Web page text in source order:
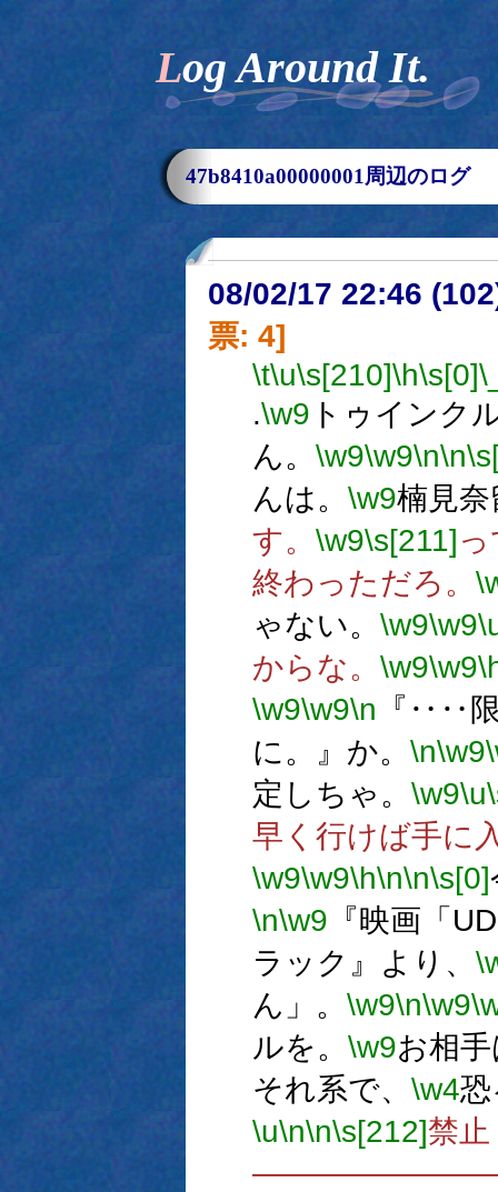
Log Around It.
47b8410a00000001周辺のログ
08/02/17 22:46
票: 4]
\t\u\s[210]\h\s[0]
.\w9 トゥインク
ん。 \w9\w9\n\n
んは。 \w9楠見
す。 \w9\s[211]
終わっただろ。
ゃない。 \w9\w9
からな。 \w9\w9
\w9\w9\n 『‥‥
に。』か。 \n\w9
定しちゃ。 \w9\u
早く行けば手に
\w9\w9\h\n\n\s[0]
\n\w9 『映画「
ラック』より、
ん」。 \w9\n\w9
ルを。 \w9お相
それ系で、 \w4
\u\n\n\s[212]禁止